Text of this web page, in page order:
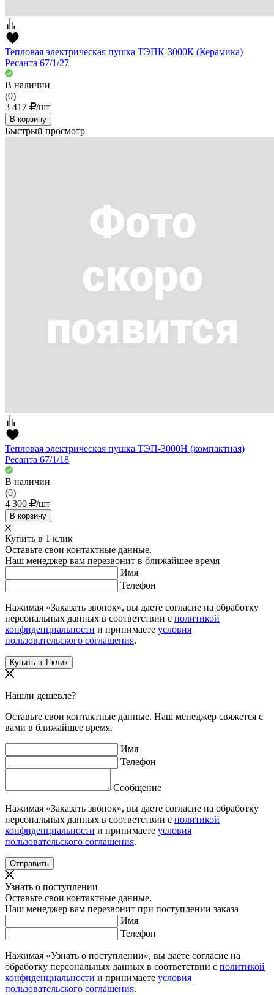
Тепловая электрическая пушка ТЭПК-3000К (Керамика)
Ресанта 67/1/27
В наличии
(0)
3 417
/шт
В корзину
Быстрый просмотр
Тепловая электрическая пушка ТЭП-3000Н (компактная)
Ресанта 67/1/18
В наличии
(0)
4 300
/шт
В корзину
Купить в 1 клик
Оставьте свои контактные данные.
Наш менеджер вам перезвонит в ближайшее время
Имя
Телефон
Нажимая «Заказать звонок», вы даете согласие на обработку
персональных данных в соответствии с политикой
конфиденциальности и принимаете условия
пользовательского соглашения.
Нашли дешевле?
Оставьте свои контактные данные. Наш менеджер свяжется с
вами в ближайшее время.
Имя
Телефон
Сообщение
Нажимая «Заказать звонок», вы даете согласие на обработку
персональных данных в соответствии с политикой
конфиденциальности и принимаете условия
пользовательского соглашения.
Узнать о поступлении
Оставьте свои контактные данные.
Наш менеджер вам перезвонит при поступлении заказа
Имя
Телефон
Нажимая «Узнать о поступлении», вы даете согласие на
обработку персональных данных в соответствии с политикой
конфиденциальности и принимаете условия
пользовательского соглашения.